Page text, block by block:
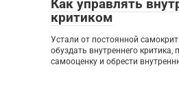
Как управлять
критиком
Устали от постоянной
обуздать внутреннего критика,
самооценку и обрести